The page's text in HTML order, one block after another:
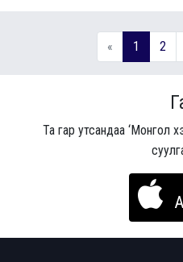
« 1 2
Та гар утсандаа ‘Монгол